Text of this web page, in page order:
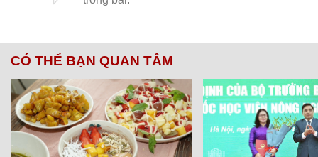
CÓ THỂ BẠN QUAN TÂM